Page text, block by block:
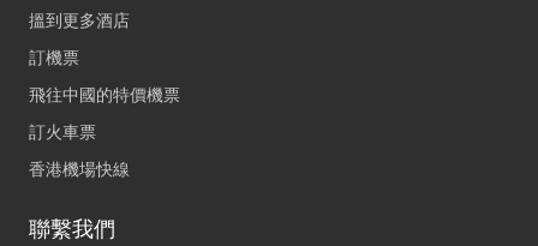
搵到更多酒店
訂機票
飛往中國的特價機票
訂火車票
香港機場快線
聯繫我們